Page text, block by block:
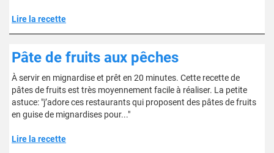
Lire la recette
Pâte de fruits aux pêches
À servir en mignardise et prêt en 20 minutes. Cette recette de
pâtes de fruits est très moyennement facile à réaliser. La petite
astuce: "j’adore ces restaurants qui proposent des pâtes de fruits
en guise de mignardises pour..."
Lire la recette